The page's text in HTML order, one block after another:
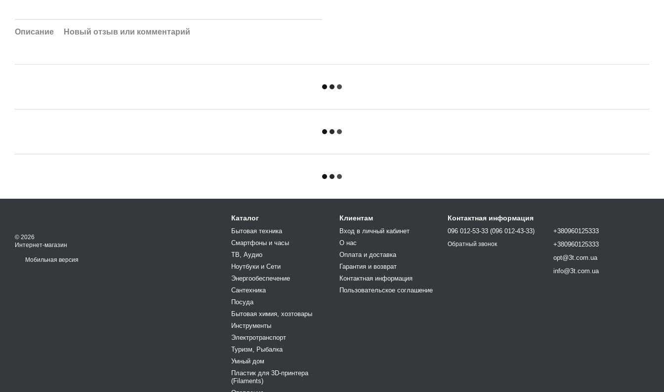
Описание Новый отзыв или комментарий
© 2026
Интернет-магазин
Мобильная версия
Каталог
Бытовая техника
Смартфоны и часы
ТВ, Аудио
Ноутбуки и Сети
Энергообеспечение
Сантехника
Посуда
Бытовая химия, хозтовары
Инструменты
Электротранспорт
Туризм, Рыбалка
Умный дом
Пластик для 3D-принтера
(Filaments)
Клиентам
Вход в личный кабинет
О нас
Оплата и доставка
Гарантия и возврат
Контактная информация
Пользовательское соглашение
Контактная информация
096 012-53-33 (096 012-43-33)
Обратный звонок
+380960125333
+380960125333
opt@3t.com.ua
info@3t.com.ua